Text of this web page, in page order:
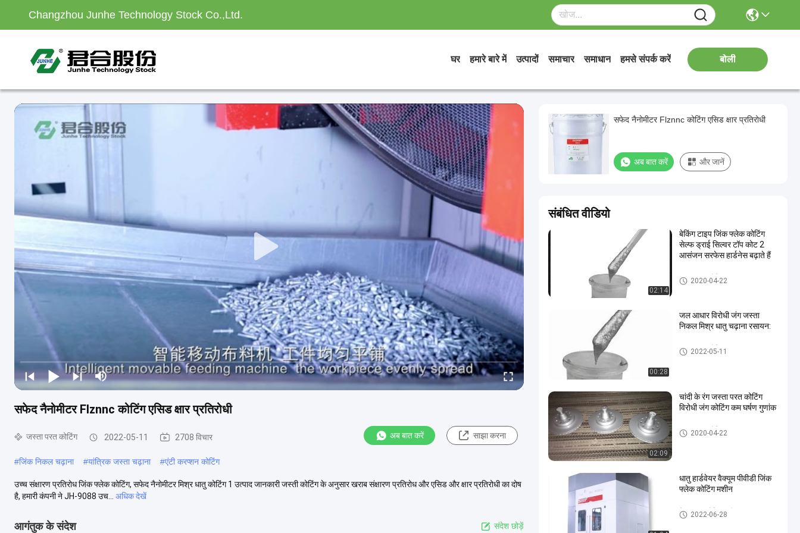
Changzhou Junhe Technology Stock Co.,Ltd.
घर हमारे बारे में उत्पादों समाचार समाधान हमसे संपर्क करें बोली
सफेद नैनोमीटर Flznnc कोटिंग एसिड क्षार प्रतिरोधी
जस्ता परत कोटिंग 2022-05-11 2708 विचार अब बात करें साझा करना
#जिंक निकल चढ़ाना #यांत्रिक जस्ता चढ़ाना #एंटी करप्शन कोटिंग
उच्च संक्षारण प्रतिरोध जिंक फ्लेक कोटिंग, सफेद नैनोमीटर मिश्र धातु कोटिंग 1 उत्पाद जानकारी जस्ती कोटिंग के अनुसार खराब संक्षारण प्रतिरोध और एसिड और क्षार प्रतिरोधी का दोष
है, हमारी कंपनी ने JH-9088 उच...
अधिक देखें
आगंतुक के संदेश संदेश छोड़ें
सफेद नैनोमीटर Flznnc कोटिंग एसिड क्षार प्रतिरोधी
अब बात करें और जानें
संबंधित वीडियो
02:14
बेकिंग टाइप जिंक फ्लेक कोटिंग
सेल्फ ड्राई सिल्वर टॉप कोट 2
आसंजन सरफेस हार्डनेस बढ़ाते हैं
जस्ता परत कोटिंग
2020-04-22
00:28
जल आधार विरोधी जंग जस्ता
निकल मिश्र धातु चढ़ाना रसायन:
जस्ता परत कोटिंग
2022-05-11
02:09
चांदी के रंग जस्ता परत कोटिंग
विरोधी जंग कोटिंग कम घर्षण गुणांक
जस्ता परत कोटिंग
2020-04-22
धातु हार्डवेयर वैक्यूम पीवीडी जिंक
फ्लेक कोटिंग मशीन
जिंक परत कोटिंग मशीन
2022-06-28